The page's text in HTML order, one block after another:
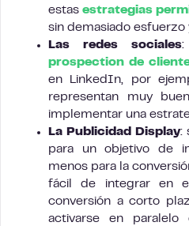
estas estrategias
sin demasiado esfuerzo
Las redes sociales:
prospection de
en LinkedIn, por
representan muy
implementar una
La Publicidad Display:
para un objetivo de
menos para la
fácil de integrar en
conversión a corto
activarse en